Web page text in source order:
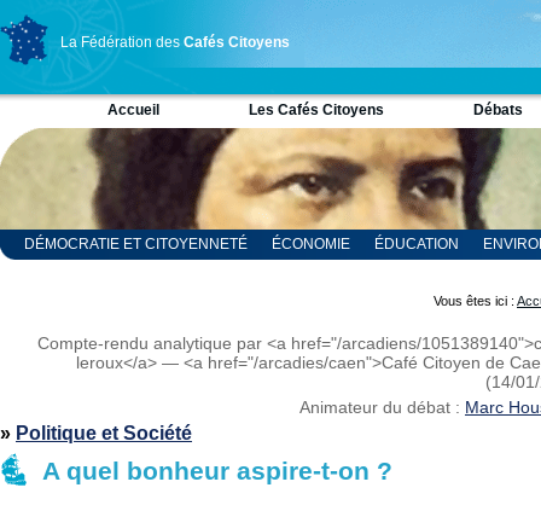
La Fédération des Cafés Citoyens
Accueil Les Cafés Citoyens Débats
DÉMOCRATIE ET CITOYENNETÉ ÉCONOMIE ÉDUCATION
Vous êtes ici :
Compte-rendu analytique par <a href="/arcadiens/
leroux</a> — <a href="/arcadies/caen">Café Citoyen de
(14/
Animateur du débat : Marc
» Politique et Société
A quel bonheur aspire-t-on ?